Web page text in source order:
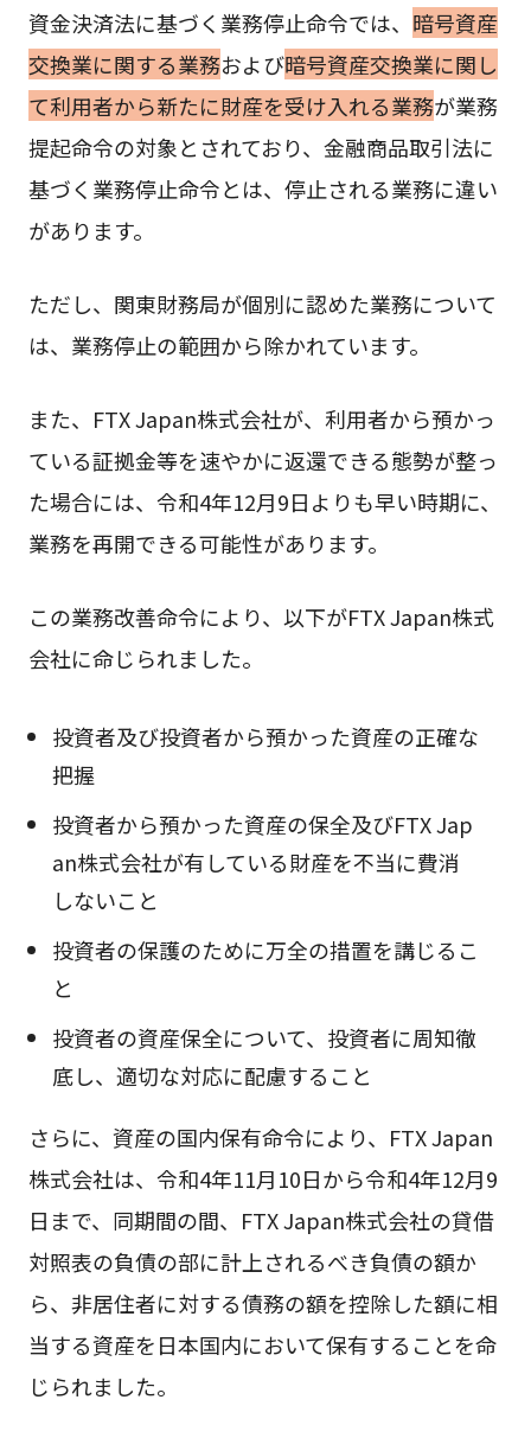
資金決済法に基づく業務停止命令では、 暗号資産
交換業に関する業務および暗号資産交換業に関し
て利用者から新たに財産を受け入れる業務が業務
提起命令の対象とされており、金融商品取引法に
基づく業務停止命令とは、停止される業務に違い
があります。
ただし、関東財務局が個別に認めた業務について
は、業務停止の範囲から除かれています。
また、FTX Japan株式会社が、利用者から預かっ
ている証拠金等を速やかに返還できる態勢が整っ
た場合には、令和4年12月9日よりも早い時期に、
業務を再開できる可能性があります。
この業務改善命令により、以下がFTX Japan株式
会社に命じられました。
投資者及び投資者から預かった資産の正確な
把握
投資者から預かった資産の保全及びFTX Jap
an株式会社が有している財産を不当に費消
しないこと
投資者の保護のために万全の措置を講じるこ
と
投資者の資産保全について、投資者に周知徹
底し、適切な対応に配慮すること
さらに、資産の国内保有命令により、FTX Japan
株式会社は、令和4年11月10日から令和4年12月9
日まで、同期間の間、FTX Japan株式会社の貸借
対照表の負債の部に計上されるべき負債の額か
ら、非居住者に対する債務の額を控除した額に相
当する資産を日本国内において保有することを命
じられました。